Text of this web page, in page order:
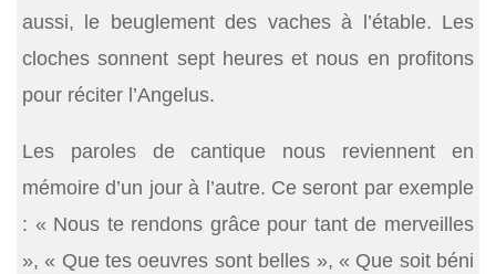
aussi, le beuglement des vaches à l’étable. Les
cloches sonnent sept heures et nous en profitons
pour réciter l’Angelus.
Les paroles de cantique nous reviennent en
mémoire d’un jour à l’autre. Ce seront par exemple
: « Nous te rendons grâce pour tant de merveilles
», « Que tes oeuvres sont belles », « Que soit béni